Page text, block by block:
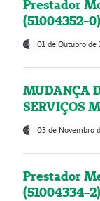
Prestador
(51004352-0)
01 de Outubro de
MUDANÇA
SERVIÇOS
03 de Novembro
Prestador
(51004334-2)